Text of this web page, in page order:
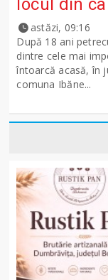
locul din
astăzi, 09:16
După 18 ani
dintre cele mai
întoarcă acasă, în
comuna Ibăne...